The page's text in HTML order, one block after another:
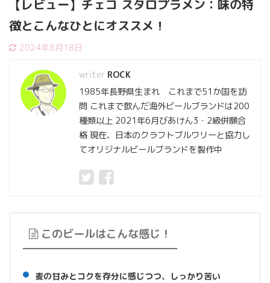
【レビュー】チェコ スタロプラメン：味の特
徴とこんなひとにオススメ！
2024年8月18日
ROCK
1985年長野県生まれ これまで51か国を訪
問 これまで飲んだ海外ビールブランドは200
種類以上 2021年6月びあけん3・2級併願合
格 現在、日本のクラフトブルワリーと協力し
てオリジナルビールブランドを製作中
このビールはこんな感じ！
麦の甘みとコクを存分に感じつつ、しっかり苦い